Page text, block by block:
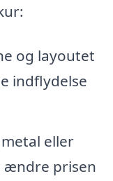
og layoutet
indflydelse
eller
ændre prisen